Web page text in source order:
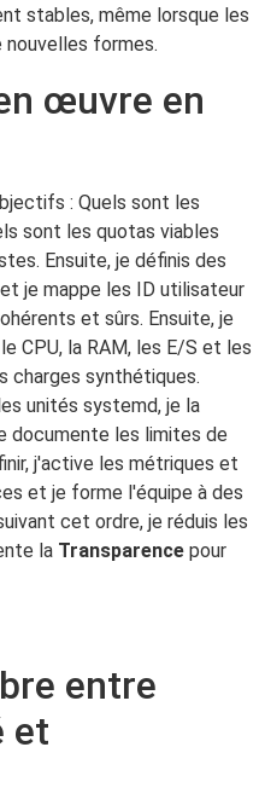
stables, même lorsque les
nouvelles formes.
œuvre en
: Quels sont les
sont les quotas viables
Ensuite, je définis des
je mappe les ID utilisateur
et sûrs. Ensuite, je
CPU, la RAM, les E/S et les
synthétiques.
unités systemd, je la
documente les limites de
j'active les métriques et
et je forme l'équipe à des
cet ordre, je réduis les
la Transparence pour
entre
et